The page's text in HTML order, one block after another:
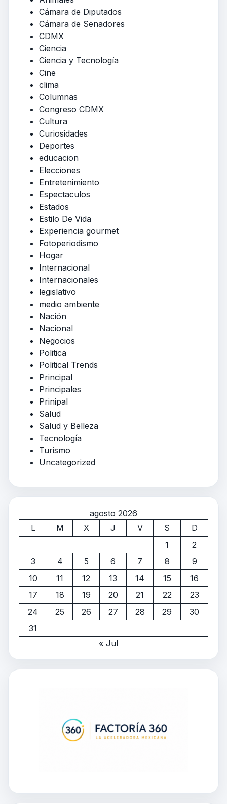
Cámara de Diputados
Cámara de Senadores
CDMX
Ciencia
Ciencia y Tecnología
Cine
clima
Columnas
Congreso CDMX
Cultura
Curiosidades
Deportes
educacion
Elecciones
Entretenimiento
Espectaculos
Estados
Estilo De Vida
Experiencia gourmet
Fotoperiodismo
Hogar
Internacional
Internacionales
legislativo
medio ambiente
Nación
Nacional
Negocios
Politica
Political Trends
Principal
Principales
Prinipal
Salud
Salud y Belleza
Tecnología
Turismo
Uncategorized
agosto 2026
L
M X J V S
D
1
2
3
4 5 6 7 8
9
10
11 12 13 14 15
16
17
18 19 20 21 22
23
24
25 26 27 28 29
30
31
« Jul